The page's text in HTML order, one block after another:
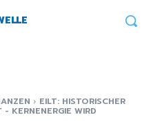
EILT: HISTORISCHER
KERNENERGIE WIRD